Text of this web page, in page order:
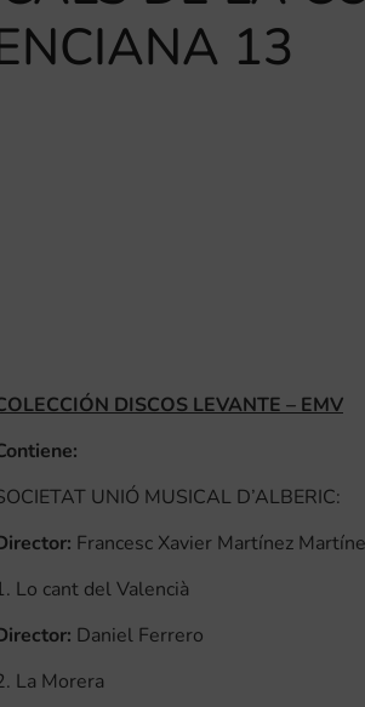
13
DISCOS LEVANTE – EMV
UNIÓ MUSICAL D’ALBERIC:
Francesc Xavier Martínez
Lo cant del Valencià
Daniel Ferrero
La Morera